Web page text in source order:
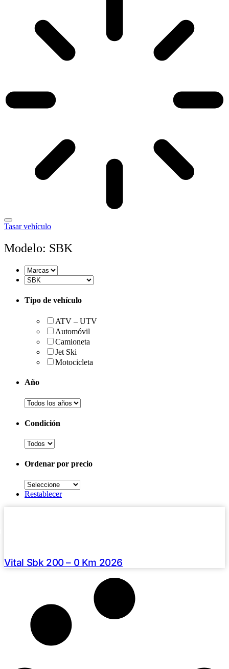
Tasar vehículo
Modelo: SBK
Tipo de vehículo
ATV – UTV
Automóvil
Camioneta
Jet Ski
Motocicleta
Año
Condición
Condición
Ordenar por precio
Seleccione
Restablecer
Vital Sbk 200 – 0 Km 2026